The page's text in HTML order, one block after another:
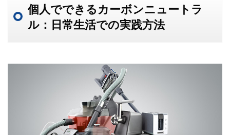
個人でできるカーボンニュートラ
ル：日常生活での実践方法